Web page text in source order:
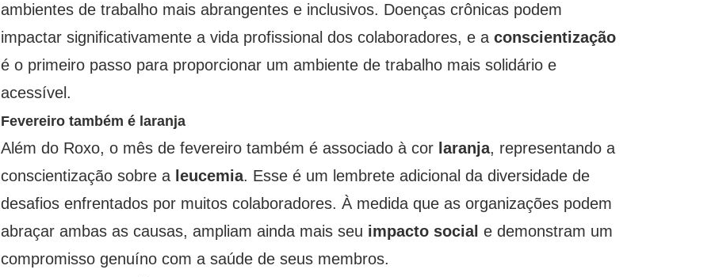
ambientes de trabalho mais abrangentes e inclusivos. Doenças crônicas podem
impactar significativamente a vida profissional dos colaboradores, e aconscientização
é o primeiro passo para proporcionar um ambiente de trabalho mais solidário e
acessível.
Fevereiro também é laranja
Além do Roxo, o mês de fevereiro também é associado à cor laranja, representando a
conscientização sobre a leucemia. Esse é um lembrete adicional da diversidade de
desafios enfrentados por muitos colaboradores. À medida que as organizações podem
abraçar ambas as causas, ampliam ainda mais seu impacto social e demonstram um
compromisso genuíno com a saúde de seus membros.